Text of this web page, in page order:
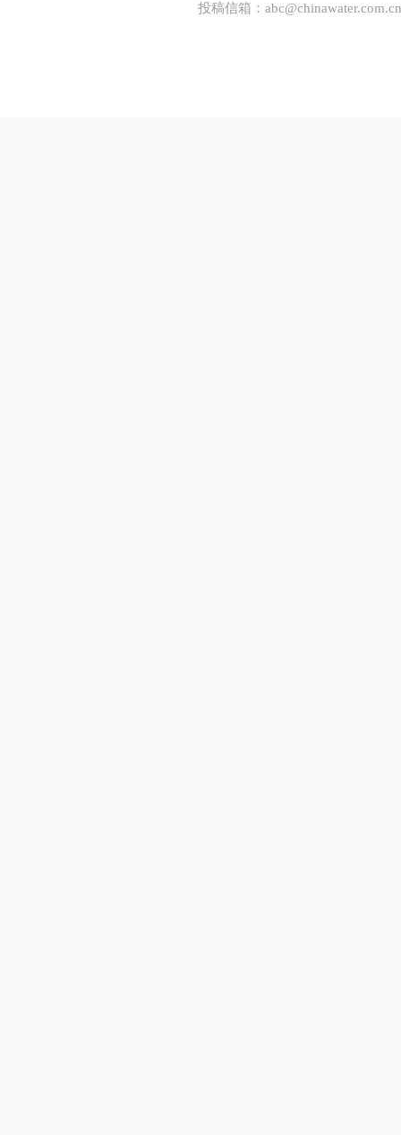
投稿信箱： abc@chinawater.com.cn